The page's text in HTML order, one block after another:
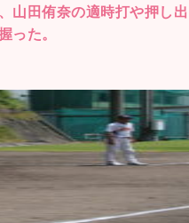
山田侑奈の適時打や押し出
った。